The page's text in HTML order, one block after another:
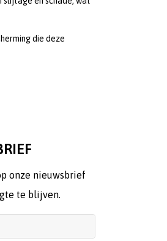
die deze
onze nieuwsbrief
te blijven.